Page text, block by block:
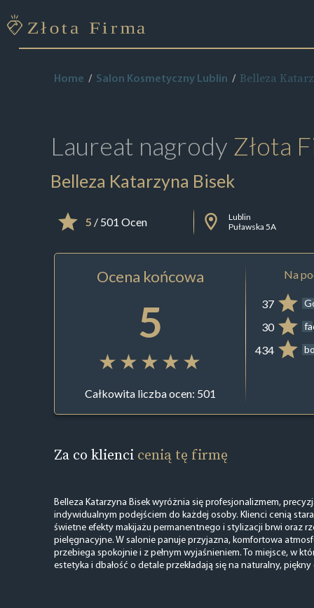
Home Salon Kosmetyczny Lublin Belleza
Laureat nagrody Złota
Belleza Katarzyna Bisek
5 / 501 Ocen
Lublin
Puławska 5A
Ocena końcowa
5
Całkowita liczba ocen: 501
Na
37
30
434
Za co klienci cenią tę firmę
Belleza Katarzyna Bisek wyróżnia się profesjonalizmem,
indywidualnym podejściem do każdej osoby. Klienci cenią
świetne efekty makijażu permanentnego i stylizacji brwi oraz
pielęgnacyjne. W salonie panuje przyjazna, komfortowa
przebiega spokojnie i z pełnym wyjaśnieniem. To miejsce, w
estetyka i dbałość o detale przekładają się na naturalny, piękny